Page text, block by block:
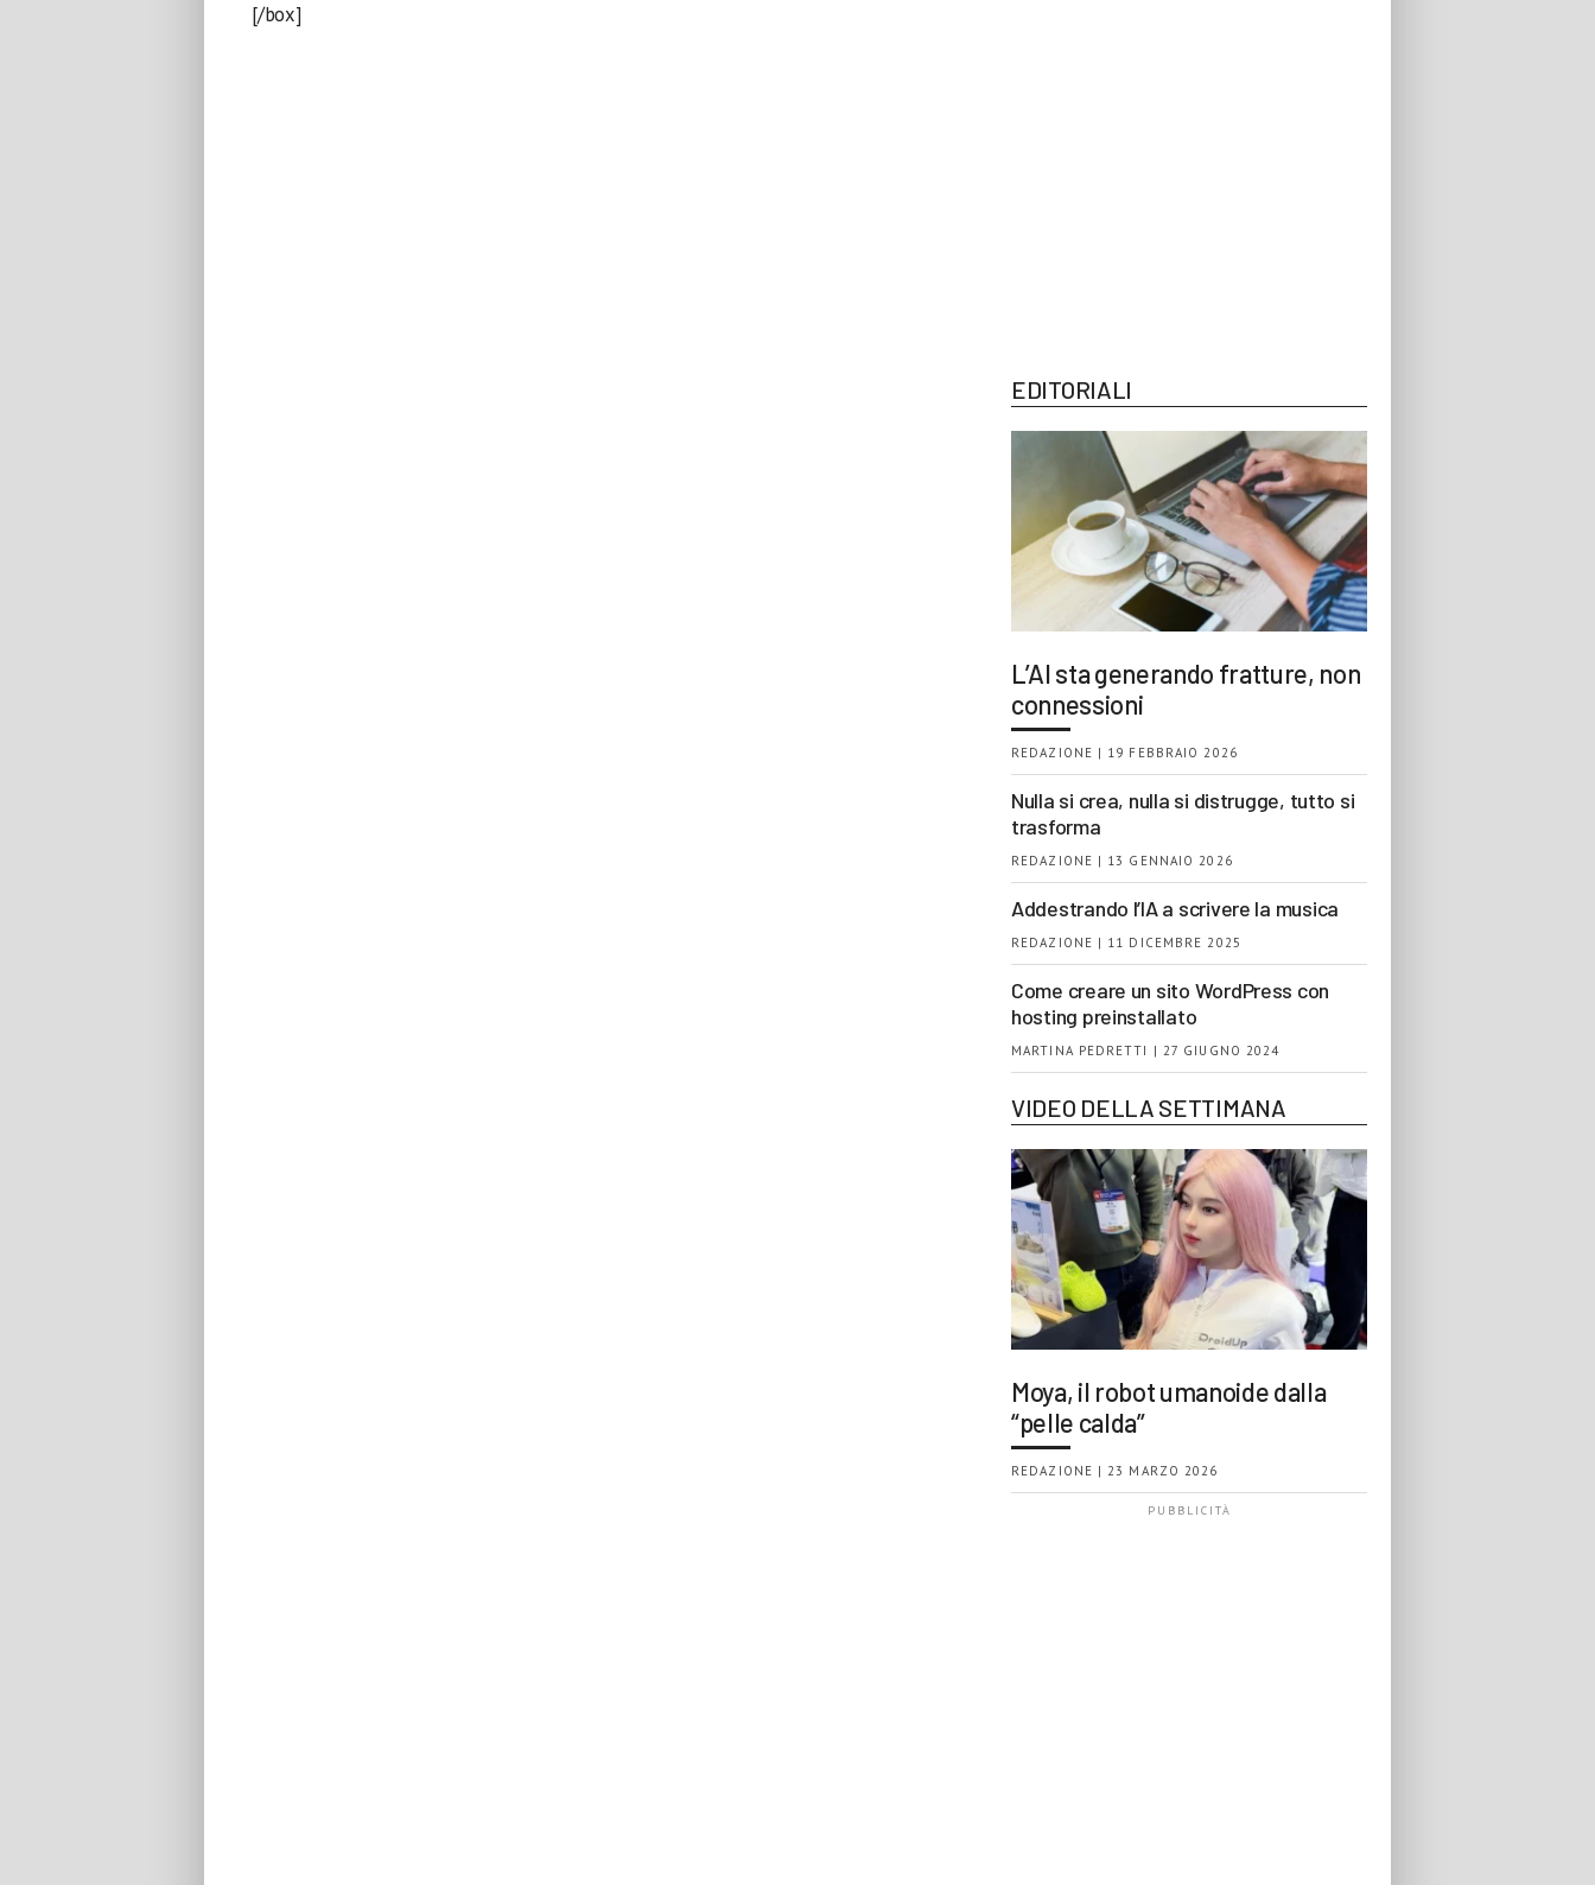
[/box]
EDITORIALI
L’AI sta generando fratture, non
connessioni
REDAZIONE | 19 FEBBRAIO 2026
Nulla si crea, nulla si distrugge, tutto si
trasforma
REDAZIONE | 13 GENNAIO 2026
Addestrando l’IA a scrivere la musica
REDAZIONE | 11 DICEMBRE 2025
Come creare un sito WordPress con
hosting preinstallato
MARTINA PEDRETTI | 27 GIUGNO 2024
VIDEO DELLA SETTIMANA
Moya, il robot umanoide dalla
“pelle calda”
REDAZIONE | 23 MARZO 2026